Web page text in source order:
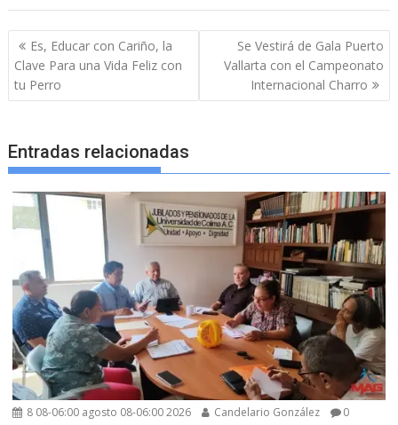
Navegación
de
entradas
Es, Educar con Cariño, la
Clave Para una Vida Feliz con
tu Perro
Se Vestirá de Gala Puerto
Vallarta con el Campeonato
Internacional Charro
Entradas relacionadas
8 08-06:00 agosto 08-06:00 2026 Candelario González 0